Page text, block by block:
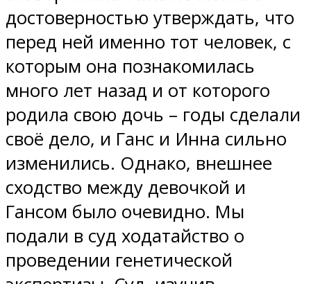
достоверностью утверждать, что
перед ней именно тот человек, с
которым она познакомилась
много лет назад и от которого
родила свою дочь – годы сделали
своё дело, и Ганс и Инна сильно
изменились. Однако, внешнее
сходство между девочкой и
Гансом было очевидно. Мы
подали в суд ходатайство о
проведении генетической